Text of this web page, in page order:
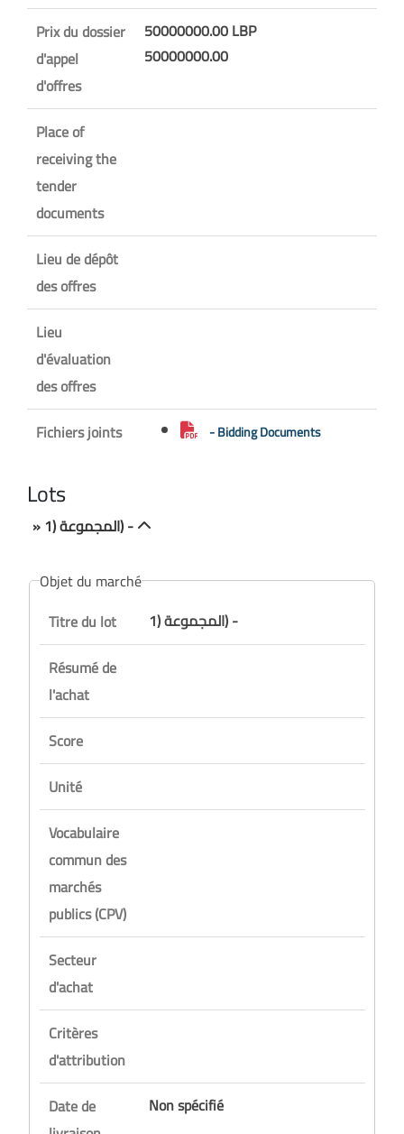
Prix du dossier
d'appel
d'offres
50000000.00 LBP
50000000.00
Place of
receiving the
tender
documents
Lieu de dépôt
des offres
Lieu
d'évaluation
des offres
Fichiers joints
- Bidding Documents
Lots
» المجموعة (1) -
Objet du marché
Titre du lot
المجموعة (1) -
Résumé de
l'achat
Score
Unité
Vocabulaire
commun des
marchés
publics (CPV)
Secteur
d'achat
Critères
d'attribution
Date de
Non spécifié